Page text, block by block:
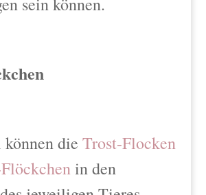
die Trost-Flocken
in den